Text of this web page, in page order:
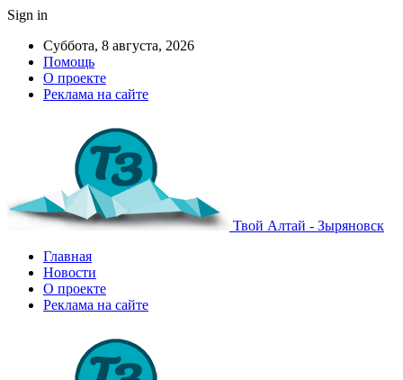
Sign in
Суббота, 8 августа, 2026
Помощь
О проекте
Реклама на сайте
Твой Алтай - Зыряновск
Главная
Новости
О проекте
Реклама на сайте